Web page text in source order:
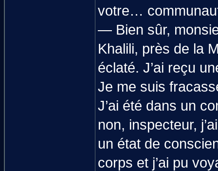
votre…
— Bien sûr,
Khalili, près de la
éclaté. J’ai reçu
Je me suis
J’ai été dans un
non, inspecteur,
un état de
corps et j’ai pu